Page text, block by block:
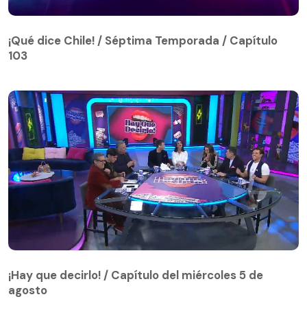
103
¡Qué dice Chile! / Séptima Temporada / Capítulo
103
agosto
¡Hay que decirlo! / Capítulo del miércoles 5 de
agosto